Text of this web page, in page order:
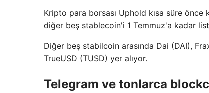
Kripto para borsası Uphold kısa süre
diğer beş stablecoin'i 1 Temmuz'a kadar
Diğer beş stabilcoin arasında Dai (DAI),
TrueUSD (TUSD) yer alıyor.
Telegram ve tonlarca